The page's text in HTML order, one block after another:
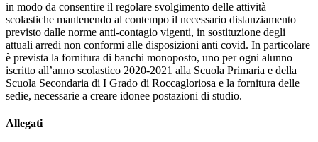
in modo da consentire il regolare svolgimento delle attività
scolastiche mantenendo al contempo il necessario distanziamento
previsto dalle norme anti-contagio vigenti, in sostituzione degli
attuali arredi non conformi alle disposizioni anti covid. In particolare
è prevista la fornitura di banchi monoposto, uno per ogni alunno
iscritto all’anno scolastico 2020-2021 alla Scuola Primaria e della
Scuola Secondaria di I Grado di Roccagloriosa e la fornitura delle
sedie, necessarie a creare idonee postazioni di studio.
Allegati